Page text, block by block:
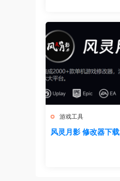
游戏工具
风灵月影 修改器下载